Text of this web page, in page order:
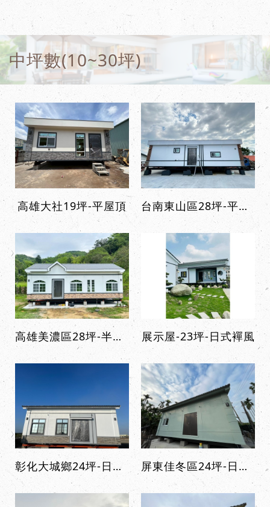
中坪數(10~30坪)
高雄大社19坪-平屋頂 台南東山區28坪-平屋頂
高雄美濃區28坪-半歐式高屋頂 展示屋-23坪-日式襌風
彰化大城鄉24坪-日式高屋頂 屏東佳冬區24坪-日式高屋頂